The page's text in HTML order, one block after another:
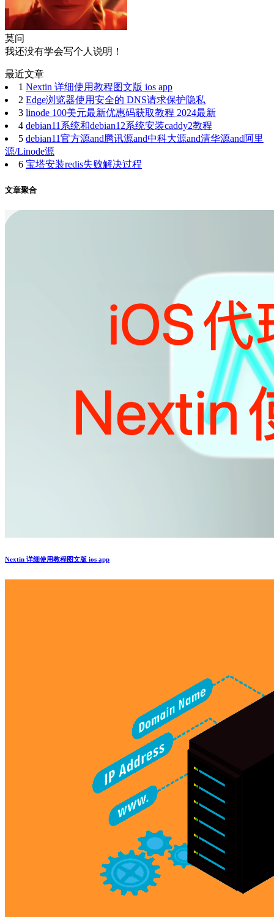
莫问
我还没有学会写个人说明！
最近文章
1 Nextin 详细使用教程图文版 ios app
2 Edge浏览器使用安全的 DNS请求保护隐私
3 linode 100美元最新优惠码获取教程 2024最新
4 debian11系统和debian12系统安装caddy2教程
5 debian11官方源and腾讯源and中科大源and清华源and阿里
源/Linode源
6 宝塔安装redis失败解决过程
文章聚合
Nextin 详细使用教程图文版 ios app